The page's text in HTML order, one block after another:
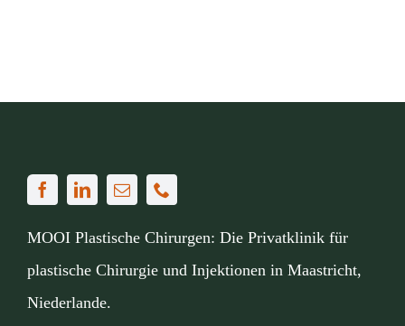
MOOI Plastische Chirurgen: Die Privatklinik für
plastische Chirurgie und Injektionen in Maastricht,
Niederlande.